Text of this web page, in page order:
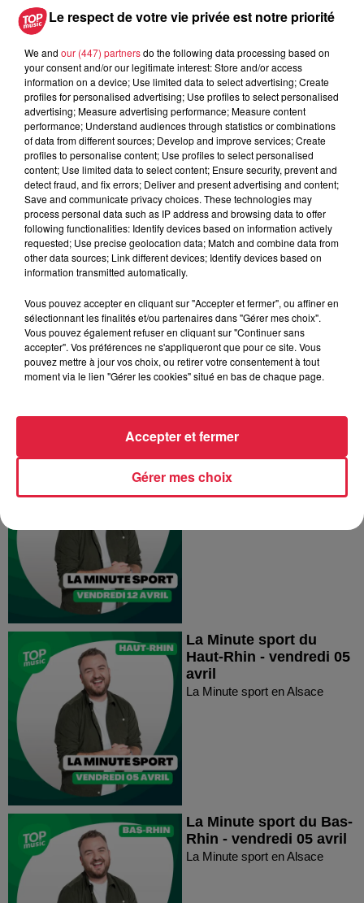
La Minute sport du
Haut-Rhin - vendredi 19
avril
La Minute sport en Alsace
La Minute sport du
avril
La Minute sport en Alsace
La Minute sport du Bas-
Rhin - vendredi 12 avril
La Minute sport en Alsace
La Minute sport du
Haut-Rhin - vendredi 05
avril
La Minute sport en Alsace
La Minute sport du Bas-
Rhin - vendredi 05 avril
La Minute sport en Alsace
Le respect de votre vie privée est notre priorité
We and our (447) partnersdo the following data processing based on
your consent and/or our legitimate interest: Store and/or access
information on a device; Use limited data to select advertising; Create
profiles for personalised advertising; Use profiles to select personalised
advertising; Measure advertising performance; Measure content
performance; Understand audiences through statistics or combinations
of data from different sources; Develop and improve services; Create
profiles to personalise content; Use profiles to select personalised
content; Use limited data to select content; Ensure security, prevent and
detect fraud, and fix errors; Deliver and present advertising and content;
Save and communicate privacy choices. These technologies may
process personal data such as IP address and browsing data to offer
following functionalities: Identify devices based on information actively
requested; Use precise geolocation data; Match and combine data from
other data sources; Link different devices; Identify devices based on
information transmitted automatically.
Vous pouvez accepter en cliquant sur "Accepter et fermer", ou affiner en
sélectionnant les finalités et/ou partenaires dans "Gérer mes choix".
Vous pouvez également refuser en cliquant sur "Continuer sans
accepter". Vos préférences ne s'appliqueront que pour ce site. Vous
pouvez mettre à jour vos choix, ou retirer votre consentement à tout
moment via le lien "Gérer les cookies" situé en bas de chaque page.
Gérer mes choix
Accepter et fermer